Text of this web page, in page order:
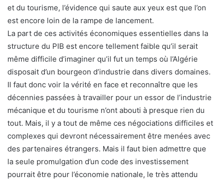
et du tourisme, l’évidence qui saute aux yeux est que l’on
est encore loin de la rampe de lancement.
La part de ces activités économiques essentielles dans la
structure du PIB est encore tellement faible qu’il serait
même difficile d’imaginer qu’il fut un temps où l’Algérie
disposait d’un bourgeon d’industrie dans divers domaines.
Il faut donc voir la vérité en face et reconnaître que les
décennies passées à travailler pour un essor de l’industrie
mécanique et du tourisme n’ont abouti à presque rien du
tout. Mais, il y a tout de même ces négociations difficiles et
complexes qui devront nécessairement être menées avec
des partenaires étrangers. Mais il faut bien admettre que
la seule promulgation d’un code des investissement
pourrait être pour l’économie nationale, le très attendu